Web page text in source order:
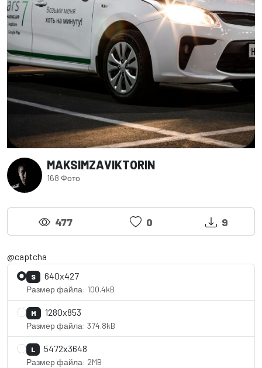
MAKSIMZAVIKTORIN
168 Фото
477 0 9
@captcha
S 640x427
Размер файла: 100.4kB
M 1280x853
Размер файла: 374.8kB
L 5472x3648
Размер файла: 2MB